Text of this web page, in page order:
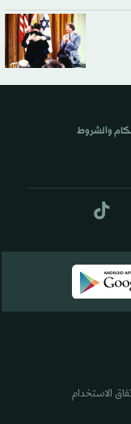
والشروط
الاستخدام